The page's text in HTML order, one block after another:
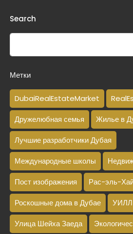
Search
Метки
DubaiRealEstateMarket
Дружелюбная семья Жилье в
Лучшие разработчики Дубая
Международные школы
Пост изображения Рас-эль-
Роскошные дома в Дубае
Улица Шейха Заеда